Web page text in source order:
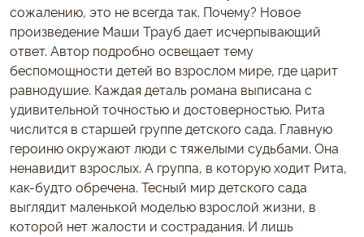
сожалению, это не всегда так. Почему? Новое
произведение Маши Трауб дает исчерпывающий
ответ. Автор подробно освещает тему
беспомощности детей во взрослом мире, где царит
равнодушие. Каждая деталь романа выписана с
удивительной точностью и достоверностью. Рита
числится в старшей группе детского сада. Главную
героиню окружают люди с тяжелыми судьбами. Она
ненавидит взрослых. А группа, в которую ходит Рита,
как-будто обречена. Тесный мир детского сада
выглядит маленькой моделью взрослой жизни, в
которой нет жалости и сострадания. И лишь